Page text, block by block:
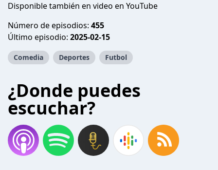
Disponible también en video en YouTube
Número de episodios: 455
Último episodio: 2025-02-15
Comedia Deportes Futbol
¿Donde puedes
escuchar?